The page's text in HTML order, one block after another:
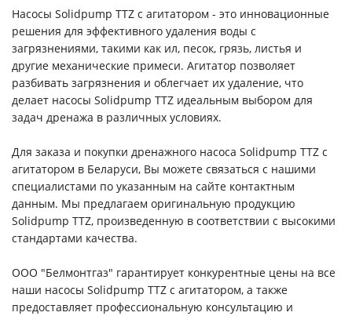
Насосы Solidpump TTZ с агитатором - это инновационные
решения для эффективного удаления воды с
загрязнениями, такими как ил, песок, грязь, листья и
другие механические примеси. Агитатор позволяет
разбивать загрязнения и облегчает их удаление, что
делает насосы Solidpump TTZ идеальным выбором для
задач дренажа в различных условиях.
Для заказа и покупки дренажного насоса Solidpump TTZ с
агитатором в Беларуси, Вы можете связаться с нашими
специалистами по указанным на сайте контактным
данным. Мы предлагаем оригинальную продукцию
Solidpump TTZ, произведенную в соответствии с высокими
стандартами качества.
ООО "Белмонтгаз" гарантирует конкурентные цены на все
наши насосы Solidpump TTZ с агитатором, а также
предоставляет профессиональную консультацию и